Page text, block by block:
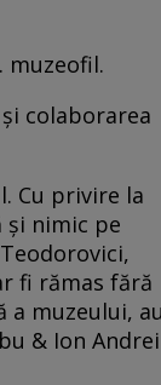
muzeofil.
colaborarea
Cu privire la
și nimic pe
fi rămas fără
a muzeului,
& Ion Andrei